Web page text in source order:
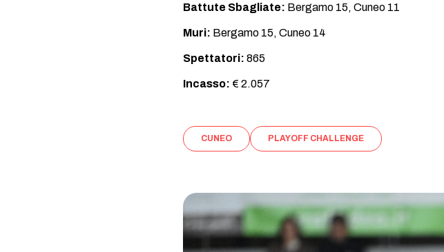
Battute Sbagliate: Bergamo 15, Cuneo 11
Muri: Bergamo 15, Cuneo 14
Spettatori: 865
Incasso: € 2.057
CUNEO PLAYOFF CHALLENGE